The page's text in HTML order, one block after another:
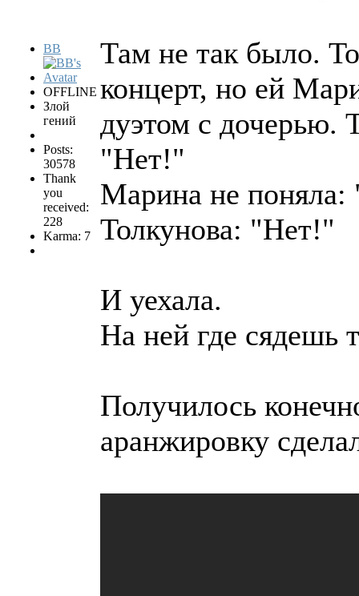
BB
OFFLINE
Злой
гений
Posts:
30578
Thank
you
received:
228
Karma: 7
Там не так было.
концерт, но ей
дуэтом с дочерью.
"Нет!"
Марина не
Толкунова: "Нет!"
И уехала.
На ней где сядешь
Получилось
аранжировку